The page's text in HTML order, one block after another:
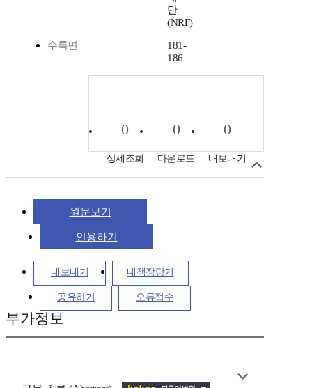
단
(NRF)
수록면
181-
186
0
상세조회
0
다운로드
0
내보내기
원문보기
인용하기
내보내기 내책장담기
공유하기 오류접수
부가정보